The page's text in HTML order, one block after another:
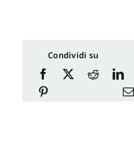
Condividi su